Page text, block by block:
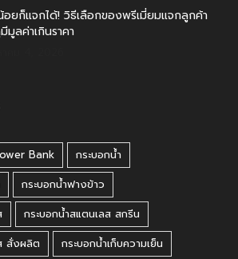
ยก็แจกได้! วิธีเลือกของพรีเมี่ยมแจกลูกค้า
มูลค่าเกินราคา
Bank
กระบอกน้ำ
กระบอกน้ำฟางข้าว
กระบอกน้ำสแตนเลส สกรีน
สั่งผลิต
กระบอกน้ำเก็บความเย็น